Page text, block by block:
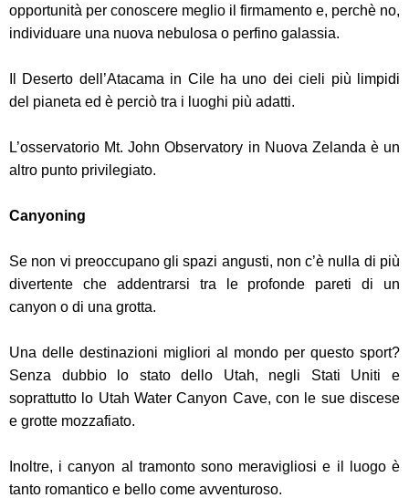
opportunità per conoscere meglio il firmamento e, perchè no,
individuare una nuova nebulosa o perfino galassia.
Il Deserto dell’Atacama in Cile ha uno dei cieli più limpidi
del pianeta ed è perciò tra i luoghi più adatti.
L’osservatorio Mt. John Observatory in Nuova Zelanda è un
altro punto privilegiato.
Canyoning
Se non vi preoccupano gli spazi angusti, non c’è nulla di più
divertente che addentrarsi tra le profonde pareti di un
canyon o di una grotta.
Una delle destinazioni migliori al mondo per questo sport?
Senza dubbio lo stato dello Utah, negli Stati Uniti e
soprattutto lo Utah Water Canyon Cave, con le sue discese
e grotte mozzafiato.
Inoltre, i canyon al tramonto sono meravigliosi e il luogo è
tanto romantico e bello come avventuroso.